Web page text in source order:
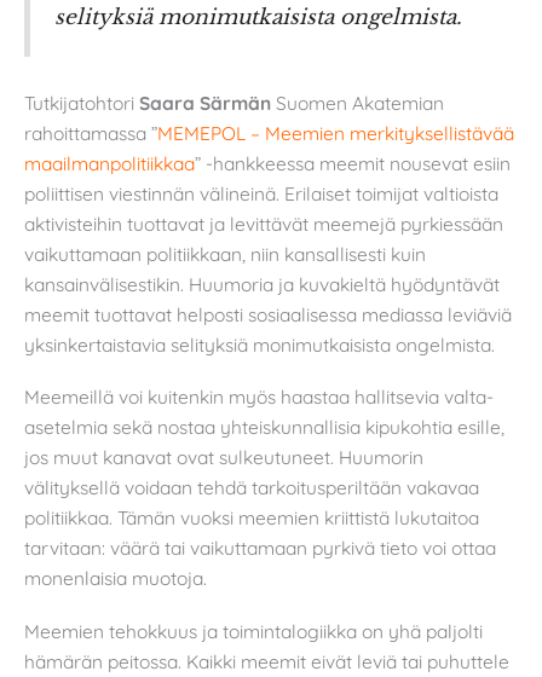
selityksiä monimutkaisista ongelmista.
Tutkijatohtori Saara Särmän Suomen Akatemian
rahoittamassa ”MEMEPOL – Meemien merkityksellistävää
maailmanpolitiikkaa” -hankkeessa meemit nousevat esiin
poliittisen viestinnän välineinä. Erilaiset toimijat valtioista
aktivisteihin tuottavat ja levittävät meemejä pyrkiessään
vaikuttamaan politiikkaan, niin kansallisesti kuin
kansainvälisestikin. Huumoria ja kuvakieltä hyödyntävät
meemit tuottavat helposti sosiaalisessa mediassa leviäviä
yksinkertaistavia selityksiä monimutkaisista ongelmista.
Meemeillä voi kuitenkin myös haastaa hallitsevia valta-
asetelmia sekä nostaa yhteiskunnallisia kipukohtia esille,
jos muut kanavat ovat sulkeutuneet. Huumorin
välityksellä voidaan tehdä tarkoitusperiltään vakavaa
politiikkaa. Tämän vuoksi meemien kriittistä lukutaitoa
tarvitaan: väärä tai vaikuttamaan pyrkivä tieto voi ottaa
monenlaisia muotoja.
Meemien tehokkuus ja toimintalogiikka on yhä paljolti
hämärän peitossa. Kaikki meemit eivät leviä tai puhuttele